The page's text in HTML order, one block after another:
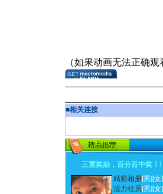
■相关连接
三重奖励，百分百中奖！ !
精彩相册[男] [女]
活力社员 [男] [女]